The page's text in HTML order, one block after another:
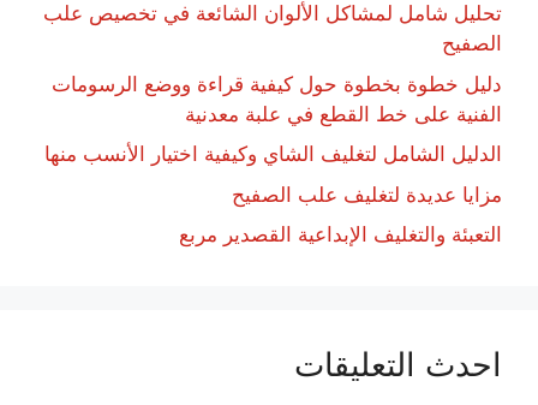
تحليل شامل لمشاكل الألوان الشائعة في تخصيص علب
الصفيح
دليل خطوة بخطوة حول كيفية قراءة ووضع الرسومات
الفنية على خط القطع في علبة معدنية
الدليل الشامل لتغليف الشاي وكيفية اختيار الأنسب منها
مزايا عديدة لتغليف علب الصفيح
التعبئة والتغليف الإبداعية القصدير مربع
احدث التعليقات